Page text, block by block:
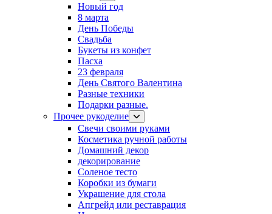
Новый год
8 марта
День Победы
Свадьба
Букеты из конфет
Пасха
23 февраля
День Святого Валентина
Разные техники
Подарки разные.
Прочее рукоделие
Свечи своими руками
Косметика ручной работы
Домашний декор
декорирование
Соленое тесто
Коробки из бумаги
Украшение для стола
Апгрейд или реставрация